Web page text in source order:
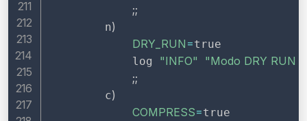
;;
        n
)
DRY_RUN =true
            log
"INFO"
"Modo DRY RUN
;;
        c
)
COMPRESS=true